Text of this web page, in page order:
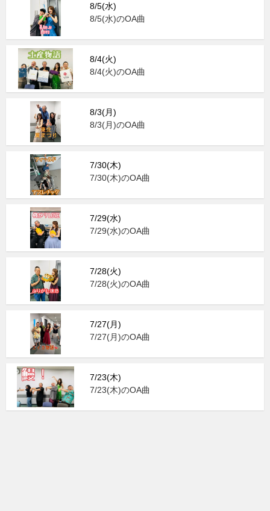
8/5(水)
8/5(水)のOA曲
8/4(火)
8/4(火)のOA曲
8/3(月)
8/3(月)のOA曲
7/30(木)
7/30(木)のOA曲
7/29(水)
7/29(水)のOA曲
7/28(火)
7/28(火)のOA曲
7/27(月)
7/27(月)のOA曲
7/23(木)
7/23(木)のOA曲